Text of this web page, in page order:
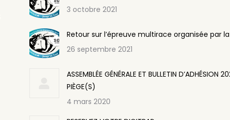
3 octobre 2021
Retour sur l’épreuve multirace organisée par
26 septembre 2021
ASSEMBLÉE GÉNÉRALE ET BULLETIN D’ADHÉSION
PIÈGE(S)
4 mars 2020